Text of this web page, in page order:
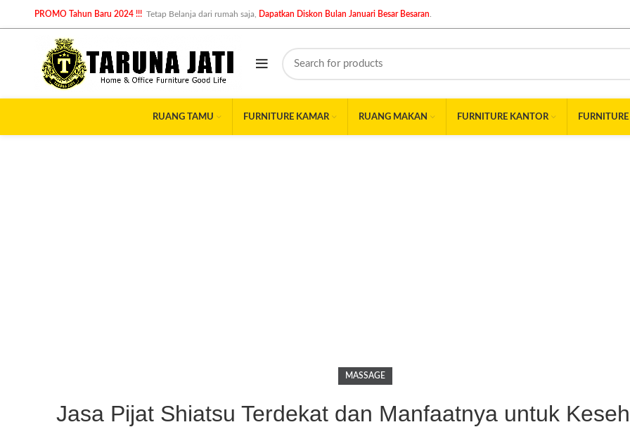
PROMO Tahun Baru 2024 !!! Tetap Belanja dari rumah saja, Dapatkan Diskon Bulan Januari Besar Besaran
RUANG TAMU FURNITURE KAMAR RUANG MAKAN FURNITURE KANTOR
MASSAGE
Jasa Pijat Shiatsu Terdekat dan Manfaatnya untuk